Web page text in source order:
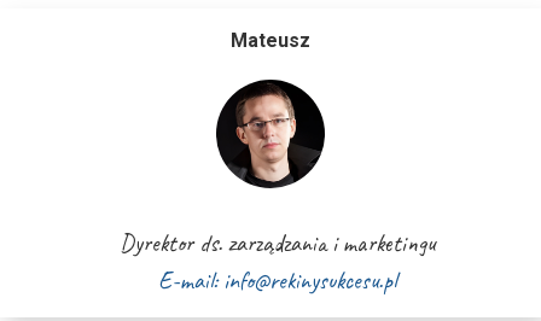
Mateusz
Dyrektor ds. zarządzania i marketingu
E-mail: info@rekinysukcesu.pl